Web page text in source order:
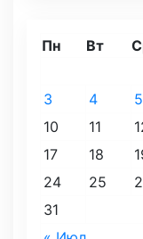
Пн Вт
3
4 5
10
11
17
18
24
25
31